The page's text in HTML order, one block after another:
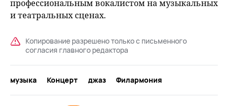
профессиональным вокалистом на музыкальных
и театральных сценах.
Копирование разрешено только с письменного
согласия главного редактора
музыка Концерт джаз Филармония